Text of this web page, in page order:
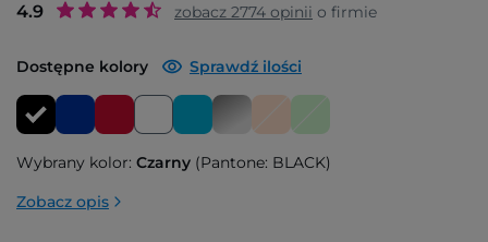
4.9 zobacz 2774 opinii o firmie
Dostępne kolory Sprawdź ilości
Wybrany kolor: Czarny (Pantone: BLACK)
Zobacz opis